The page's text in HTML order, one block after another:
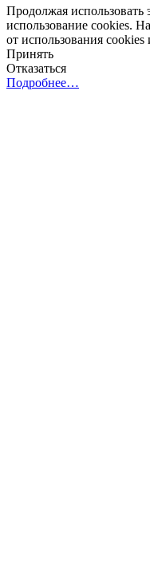
Продолжая использовать
использование cookies.
от использования
Принять
Отказаться
Подробнее…